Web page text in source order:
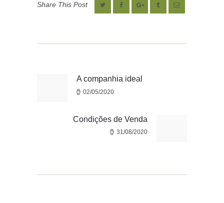
Share This Post
Previous
post:
A companhia ideal
02/05/2020
Condições de Venda
31/08/2020